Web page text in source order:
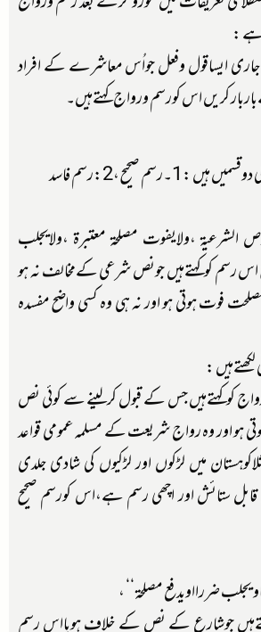
ہے :
ایساقول وفعل جواُس معاشرے کے افراد
کریں اس کورسم ورواج کہتےہیں۔
صحیح ،2:رسم فاسد
الشرعیۃ ،ولایفوت مصلحۃ معتبرۃ ،ولایجلب
اس رسم کوکہتےہیں جونص شرعی کےمخالف نہ ہو
فوت ہوتی ہو اور نہ ہی وہ کسی واضح مفسدہ
:
رواج کوکہتےہیں جس کے قبول کرلینے سے کوئی نص
ہو اور وہ رواج شریعت کے مسلمہ عمومی قواعد
میں لڑکوں اور لڑکیوں کی شادی جلدی
ستائش اور اچھی رسم ہے،اس کورسم صحیح
یجلب ضررااویدفع مصلحۃ‘‘ ،
جوشارع کے نص کے خلاف ہویااس رسم